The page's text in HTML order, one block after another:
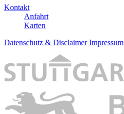
Kontakt
Anfahrt
Karten
Datenschutz & Disclaimer Impressum